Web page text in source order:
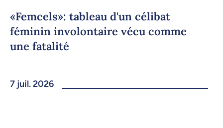
«Femcels»: tableau d'un célibat
féminin involontaire vécu comme
une fatalité
7 juil. 2026